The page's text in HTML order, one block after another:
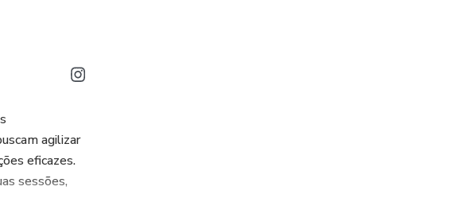
agilizar
eficazes.
sessões,